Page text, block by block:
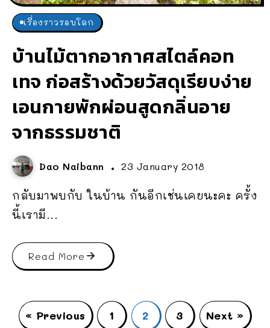
เรื่องราวรอบโลก
บ้านไม้ตากอากาศสไตล์คอท
เทจ ก่อสร้างด้วยวัสดุเรียบง่าย
เอนกายพักผ่อนสูดกลิ่นอาย
จากธรรมชาติ
Dao Naibann 23 January 2018
กลับมาพบกับ ในบ้าน กันอีกเช่นเคยนะคะ ครั้ง
นี้เรามี...
Read More
« Previous 1 2 3 Next »